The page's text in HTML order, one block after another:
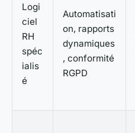
Logi
ciel
RH
spéc
ialis
é
Automatisati
on, rapports
dynamiques
, conformité
RGPD